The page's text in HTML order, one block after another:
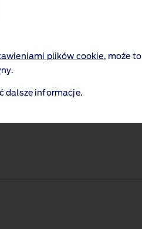
plików cookie, może to
dalsze informacje.